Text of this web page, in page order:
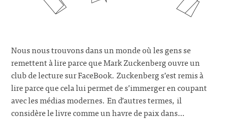
Nous nous trouvons dans un monde où les gens se
remettent à lire parce que Mark Zuckenberg ouvre un
club de lecture sur FaceBook. Zuckenberg s’est remis à
lire parce que cela lui permet de s’immerger en coupant
avec les médias modernes. En d’autres termes, il
considère le livre comme un havre de paix dans…